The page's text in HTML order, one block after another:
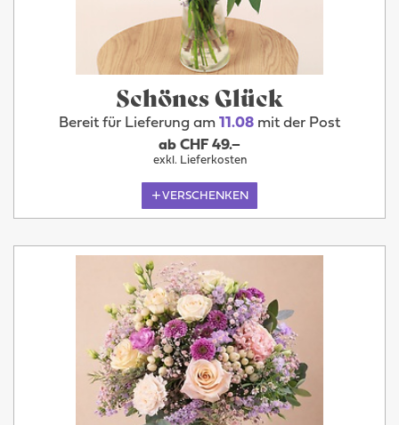
Schönes Glück
Bereit für Lieferung am 11.08 mit der Post
ab CHF 49.–
exkl. Lieferkosten
VERSCHENKEN